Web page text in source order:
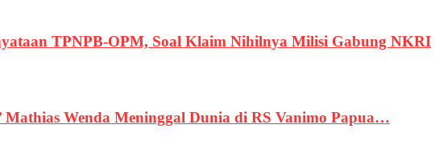
TPNPB-OPM, Soal Klaim Nihilnya Milisi Gabung NKRI
Mathias Wenda Meninggal Dunia di RS Vanimo Papua…